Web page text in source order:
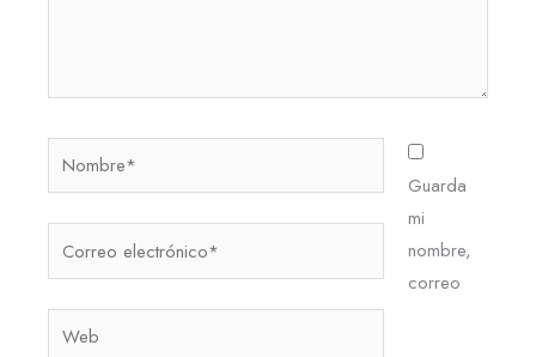
Nombre*
Guarda
mi
nombre,
correo